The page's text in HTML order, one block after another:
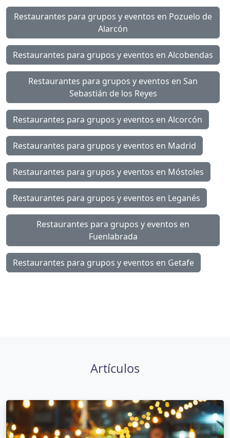
Restaurantes para grupos y eventos en Pozuelo de
Alarcón
Restaurantes para grupos y eventos en Alcobendas
Restaurantes para grupos y eventos en San
Sebastián de los Reyes
Restaurantes para grupos y eventos en Alcorcón
Restaurantes para grupos y eventos en Madrid
Restaurantes para grupos y eventos en Móstoles
Restaurantes para grupos y eventos en Leganés
Restaurantes para grupos y eventos en
Fuenlabrada
Restaurantes para grupos y eventos en Getafe
Artículos